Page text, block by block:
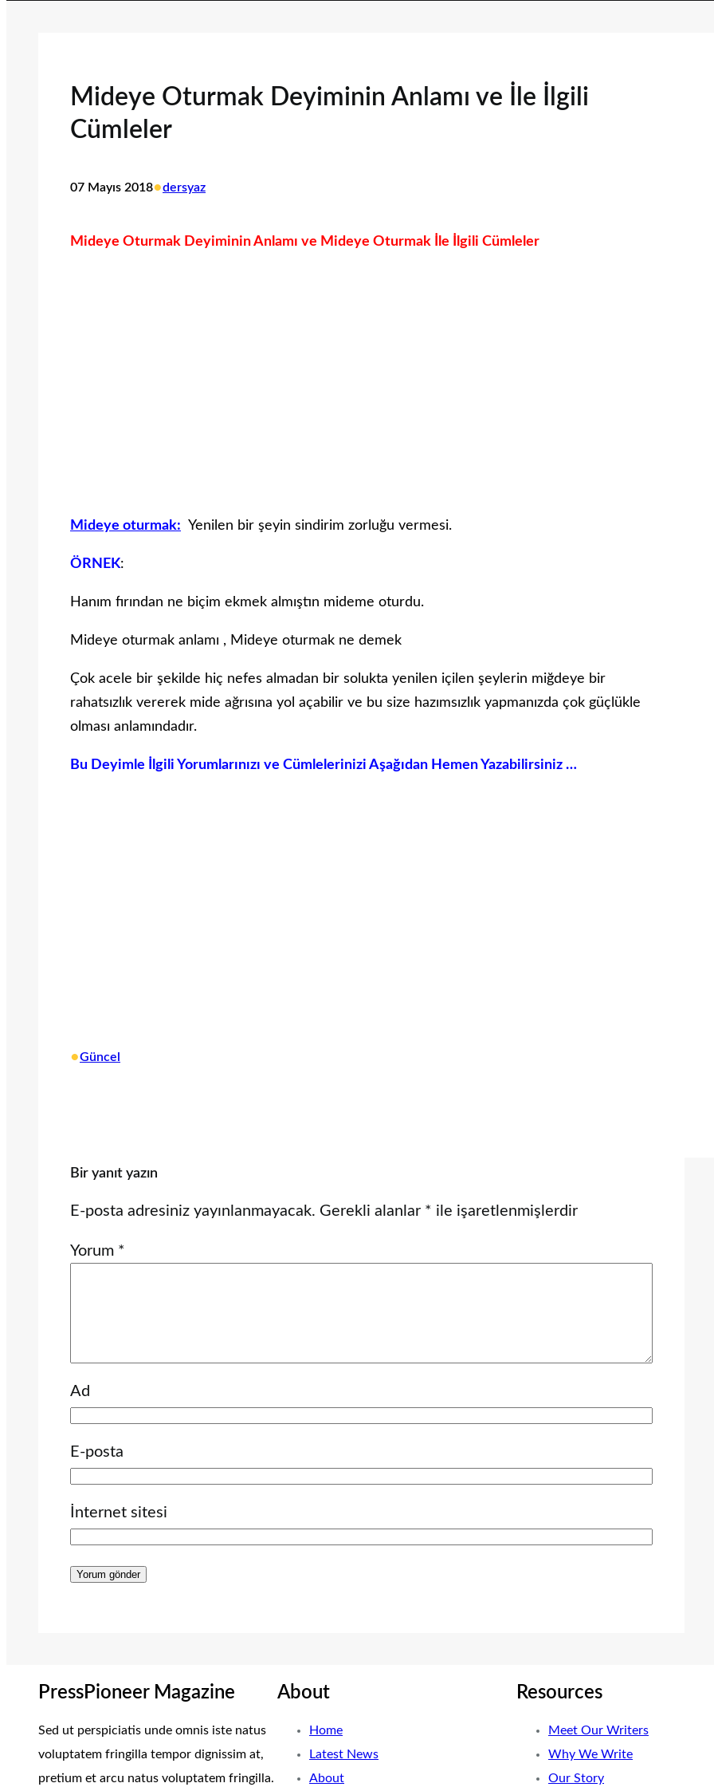
Mideye Oturmak Deyiminin Anlamı ve İle İlgili
Cümleler
07 Mayıs 2018•dersyaz
Mideye Oturmak Deyiminin Anlamı ve Mideye Oturmak İle İlgili Cümleler
Mideye oturmak: Yenilen bir şeyin sindirim zorluğu vermesi.
ÖRNEK:
Hanım fırından ne biçim ekmek almıştın mideme oturdu.
Mideye oturmak anlamı , Mideye oturmak ne demek
Çok acele bir şekilde hiç nefes almadan bir solukta yenilen içilen şeylerin miğdeye bir
rahatsızlık vererek mide ağrısına yol açabilir ve bu size hazımsızlık yapmanızda çok güçlükle
olması anlamındadır.
Bu Deyimle İlgili Yorumlarınızı ve Cümlelerinizi Aşağıdan Hemen Yazabilirsiniz …
•Güncel
Bir yanıt yazın
E-posta adresiniz yayınlanmayacak. Gerekli alanlar * ile işaretlenmişlerdir
Yorum *
Ad
E-posta
İnternet sitesi
PressPioneer Magazine
Sed ut perspiciatis unde omnis iste natus
voluptatem fringilla tempor dignissim at,
pretium et arcu natus voluptatem fringilla.
About
Home
Latest News
About
Resources
Meet Our Writers
Why We Write
Our Story